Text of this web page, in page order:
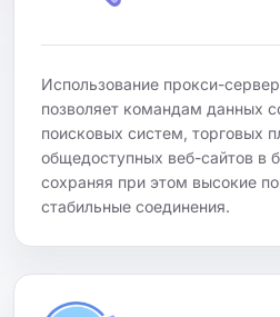
Использование прокси-
позволяет командам данных
поисковых систем, торговых
общедоступных веб-сайтов в
сохраняя при этом высокие
стабильные соединения.